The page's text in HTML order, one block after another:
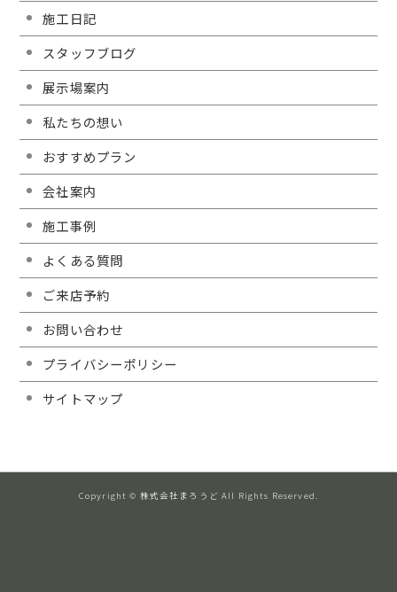
施工日記
スタッフブログ
展示場案内
私たちの想い
おすすめプラン
会社案内
施工事例
よくある質問
ご来店予約
お問い合わせ
プライバシーポリシー
サイトマップ
Copyright © 株式会社まろうど All Rights Reserved.